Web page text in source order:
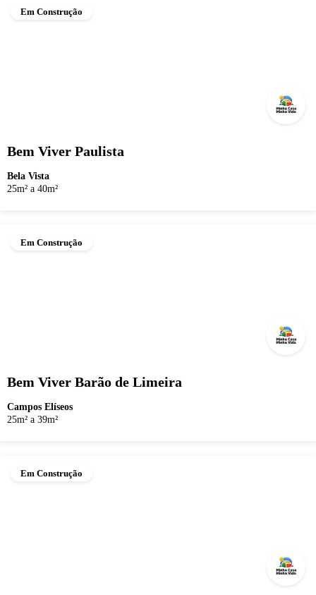
Em Construção
Bem Viver Paulista
Bela Vista
25m² a 40m²
Em Construção
Bem Viver Barão de Limeira
Campos Elíseos
25m² a 39m²
Em Construção